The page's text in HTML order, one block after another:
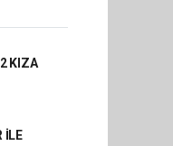
KIZA
İLE